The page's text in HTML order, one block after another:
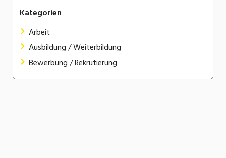
Kategorien
Arbeit
Ausbildung / Weiterbildung
Bewerbung / Rekrutierung